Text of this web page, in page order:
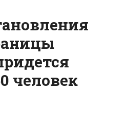
человек